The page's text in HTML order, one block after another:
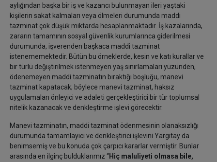
aylığından başka bir iş ve kazancı bulunmayan ileri yaştaki
kişilerin sakat kalmaları veya ölmeleri durumunda maddi
tazminat çok düşük miktarda hesaplanmaktadır. İş kazalarında,
zararın tamamının sosyal güvenlik kurumlarınca giderilmesi
durumunda, işverenden başkaca maddi tazminat
istenememektedir. Bütün bu örneklerde, kesin ve katı kurallar ve
bir türlü değiştirilmek istenmeyen yaş sınırlamaları yüzünden,
ödenemeyen maddi tazminatın bıraktığı boşluğu, manevi
tazminat kapatacak; böylece manevi tazminat, haksız
uygulamaları önleyici ve adaleti gerçekleştirici bir tür toplumsal
nitelik kazanacak ve denkleştirme işlevi görecektir.
Manevi tazminatın, maddi tazminat ödenmesinin olanaksızlığı
durumunda tamamlayıcı ve denkleştirici işlevini Yargıtay da
benimsemiş ve bu konuda çok çarpıcı kararlar vermiştir. Bunlar
arasında en ilginç bulduklarımız “Hiç maluliyeti olmasa bile,